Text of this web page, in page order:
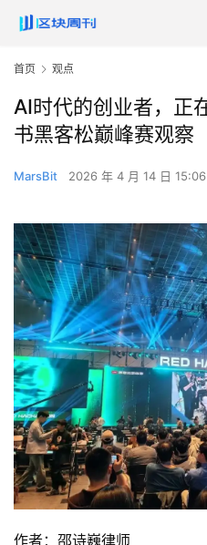
首页 观点
AI时代的创业者，
书黑客松巅峰赛观察
MarsBit 2026 年 4 月 14 日 15:06
作者：邵诗巍律师